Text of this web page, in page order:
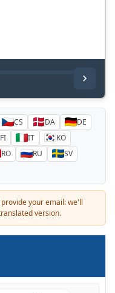
CS DA
DE
FI IT
KO
RO RU
SV
your email: we'll
version.